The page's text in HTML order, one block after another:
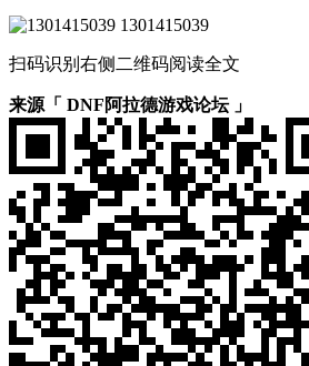
1301415039
扫码识别右侧二维码阅读全文
来源「 DNF阿拉德游戏论坛 」